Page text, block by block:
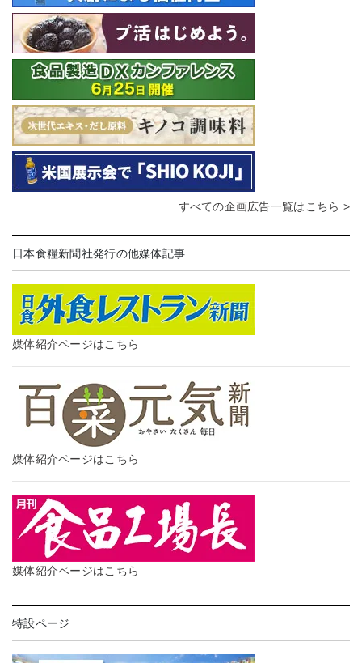
すべての企画広告一覧はこちら >
日本食糧新聞社発行の他媒体記事
媒体紹介ページはこちら
媒体紹介ページはこちら
媒体紹介ページはこちら
特設ページ